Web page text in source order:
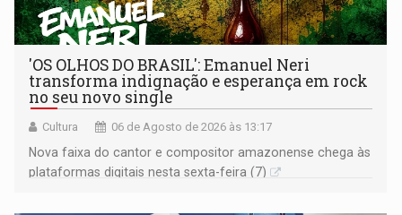
'OS OLHOS DO BRASIL': Emanuel Neri
transforma indignação e esperança em rock
no seu novo single
Cultura 06 de Agosto de 2026 às 13:17
Nova faixa do cantor e compositor amazonense chega às
plataformas digitais nesta sexta-feira (7)